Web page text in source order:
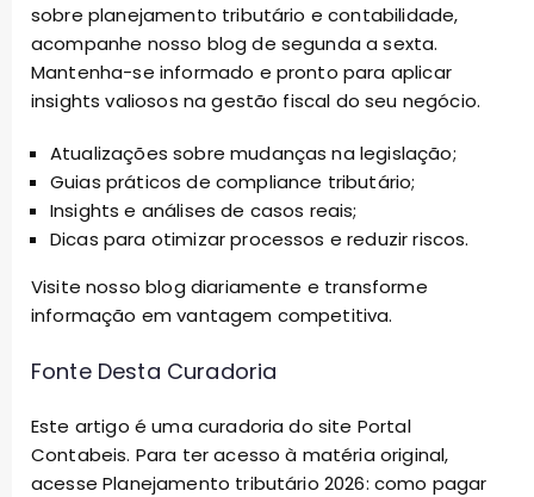
sobre planejamento tributário e contabilidade,
acompanhe nosso blog de segunda a sexta.
Mantenha-se informado e pronto para aplicar
insights valiosos na gestão fiscal do seu negócio.
Atualizações sobre mudanças na legislação;
Guias práticos de compliance tributário;
Insights e análises de casos reais;
Dicas para otimizar processos e reduzir riscos.
Visite nosso blog diariamente e transforme
informação em vantagem competitiva.
Fonte Desta Curadoria
Este artigo é uma curadoria do site Portal
Contabeis. Para ter acesso à matéria original,
acessePlanejamento tributário 2026: como pagar